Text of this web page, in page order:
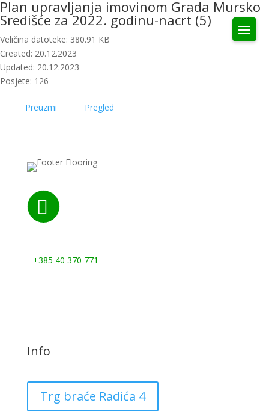
Plan upravljanja imovinom Grada Mursko
Središće za 2022. godinu-nacrt (5)
Veličina datoteke: 380.91 KB
Created: 20.12.2023
Updated: 20.12.2023
Posjete: 126
Preuzmi Pregled

+385 40 370 771
Info
Trg braće Radića 4